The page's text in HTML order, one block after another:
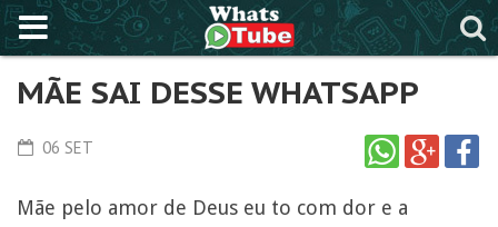
MÃE SAI DESSE WHATSAPP
06 SET
Mãe pelo amor de Deus eu to com dor e a